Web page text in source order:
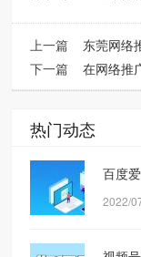
上一篇 东莞网络
下一篇在网络推
热门动态
2022/